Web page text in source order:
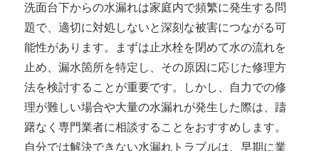
洗面台下からの水漏れは家庭内で頻繁に発生する問
題で、適切に対処しないと深刻な被害につながる可
能性があります。まずは止水栓を閉めて水の流れを
止め、漏水箇所を特定し、その原因に応じた修理方
法を検討することが重要です。しかし、自力での修
理が難しい場合や大量の水漏れが発生した際は、躊
躇なく専門業者に相談することをおすすめします。
自分では解決できない水漏れトラブルは、早期に業